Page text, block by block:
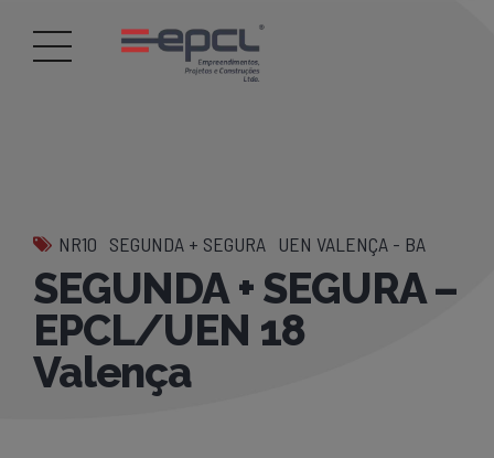
NR10 SEGUNDA + SEGURA UEN VALENÇA - BA
SEGUNDA + SEGURA –
EPCL/UEN 18
Valença